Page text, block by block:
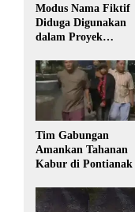
Modus Nama Fiktif
Diduga Digunakan
dalam Proyek
Tim Gabungan
Amankan Tahanan
Kabur di Pontianak